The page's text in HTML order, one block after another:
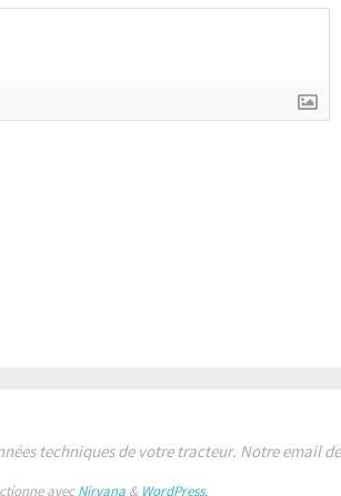
techniques de votre tracteur. Notre email
avecNirvana & WordPress.